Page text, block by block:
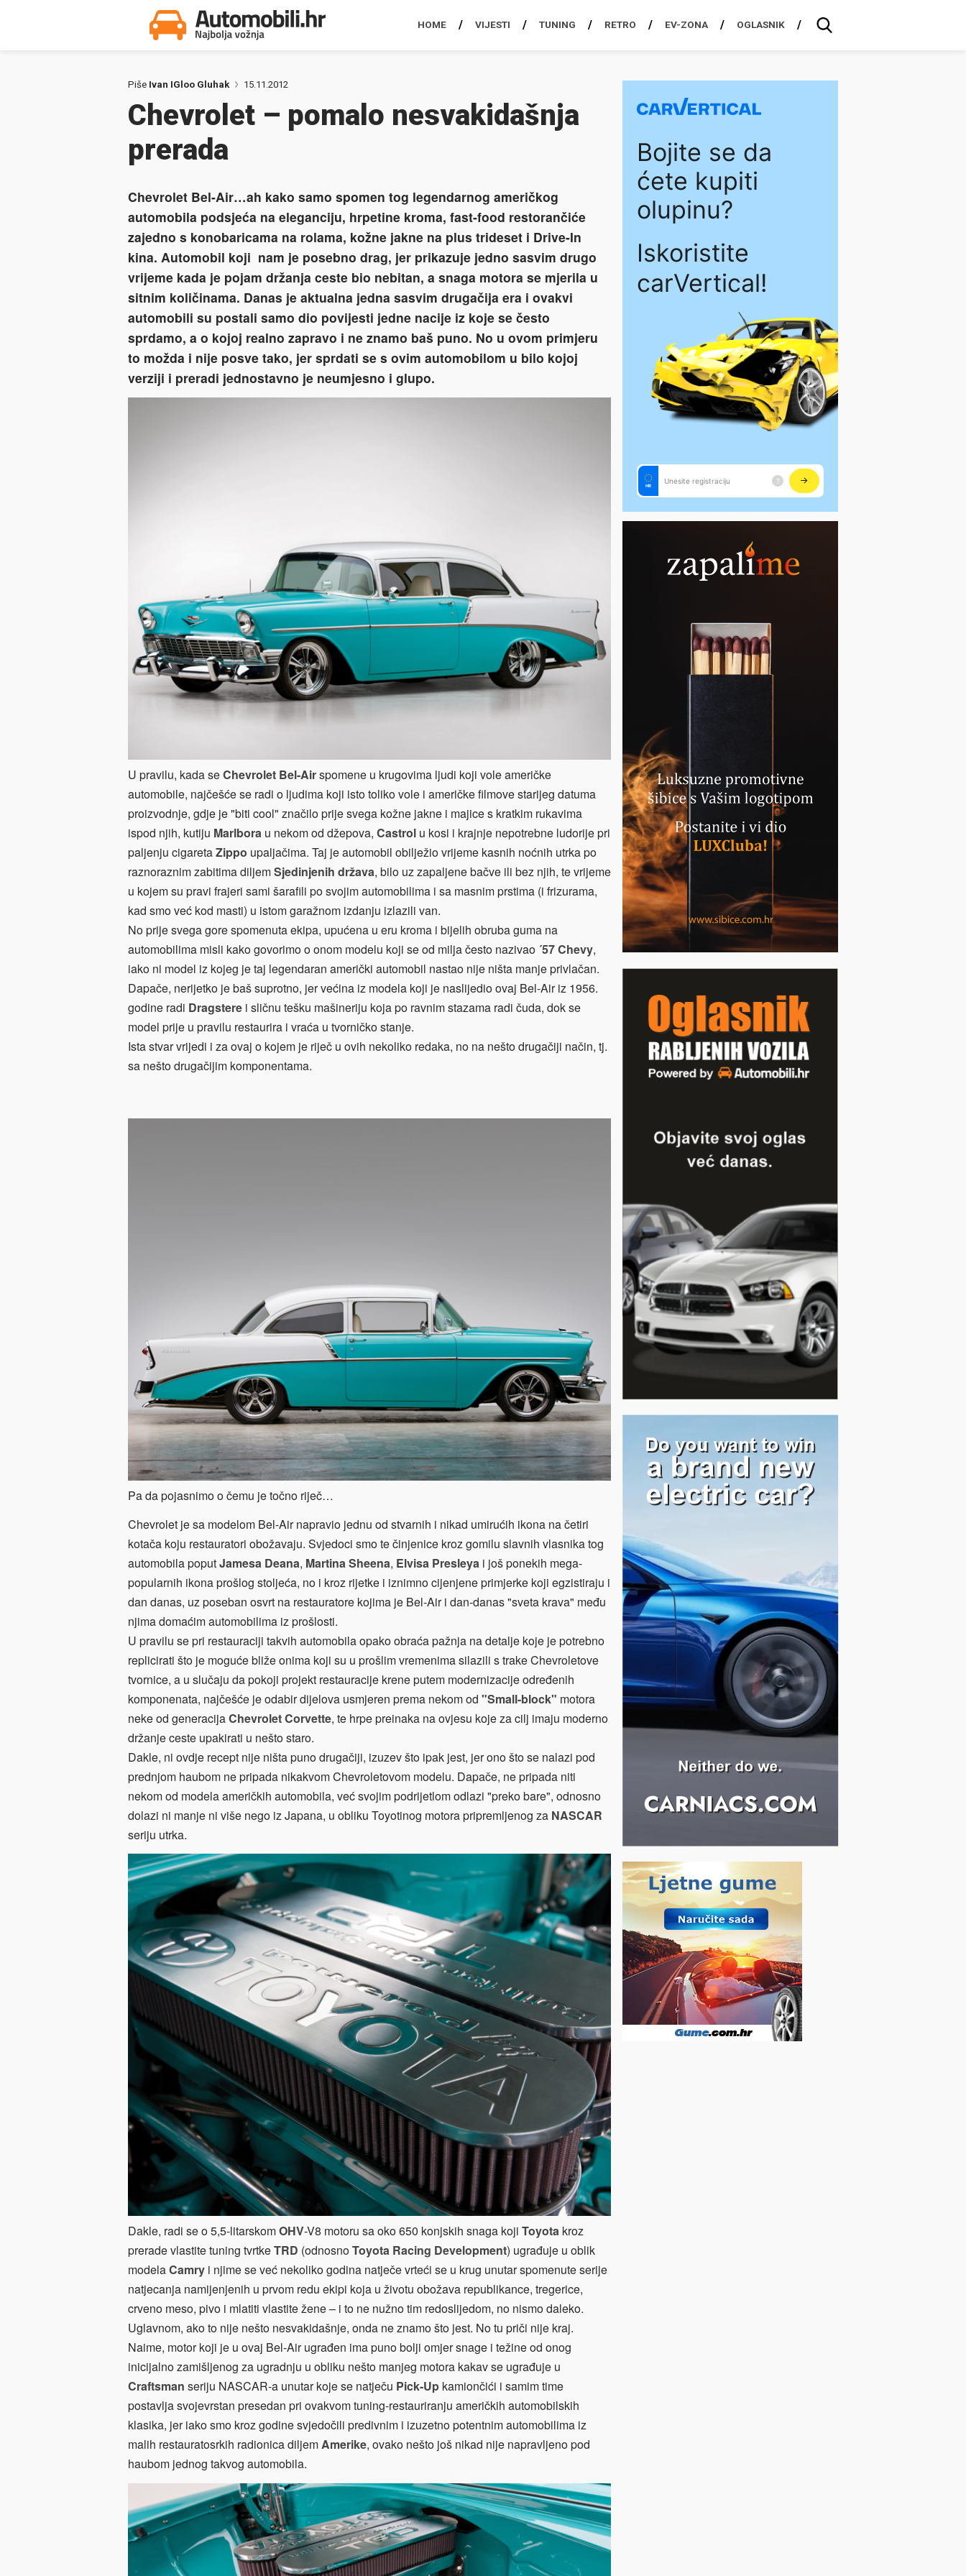
HOME VIJESTI TUNING RETRO EV-ZONA OGLASNIK
Piše Ivan IGloo Gluhak 15.11.2012
Chevrolet – pomalo nesvakidašnja
prerada
Chevrolet Bel-Air…ah kako samo spomen tog legendarnog američkog
automobila podsjeća na eleganciju, hrpetine kroma, fast-food restorančiće
zajedno s konobaricama na rolama, kožne jakne na plus trideset i Drive-In
kina. Automobil koji nam je posebno drag, jer prikazuje jedno sasvim drugo
vrijeme kada je pojam držanja ceste bio nebitan, a snaga motora se mjerila u
sitnim količinama. Danas je aktualna jedna sasvim drugačija era i ovakvi
automobili su postali samo dio povijesti jedne nacije iz koje se često
sprdamo, a o kojoj realno zapravo i ne znamo baš puno. No u ovom primjeru
to možda i nije posve tako, jer sprdati se s ovim automobilom u bilo kojoj
verziji i preradi jednostavno je neumjesno i glupo.
U pravilu, kada seChevrolet Bel-Airspomene u krugovima ljudi koji vole američke
automobile, najčešće se radi o ljudima koji isto toliko vole i američke filmove starijeg datuma
proizvodnje, gdje je "biti cool" značilo prije svega kožne jakne i majice s kratkim rukavima
ispod njih, kutiju Marlbora u nekom od džepova, Castrol u kosi i krajnje nepotrebne ludorije pri
paljenju cigaretaZippo upaljačima. Taj je automobil obilježio vrijeme kasnih noćnih utrka po
raznoraznim zabitima diljemSjedinjenih država, bilo uz zapaljene bačve ili bez njih, te vrijeme
u kojem su pravi frajeri sami šarafili po svojim automobilima i sa masnim prstima (i frizurama,
kad smo već kod masti) u istom garažnom izdanju izlazili van.
No prije svega gore spomenuta ekipa, upućena u eru kroma i bijelih obruba guma na
automobilima misli kako govorimo o onom modelu koji se od milja često nazivao ´57 Chevy,
iako ni model iz kojeg je taj legendaran američki automobil nastao nije ništa manje privlačan.
Dapače, nerijetko je baš suprotno, jer većina iz modela koji je naslijedio ovaj Bel-Air iz 1956.
godine radi Dragstere i sličnu tešku mašineriju koja po ravnim stazama radi čuda, dok se
model prije u pravilu restaurira i vraća u tvorničko stanje.
Ista stvar vrijedi i za ovaj o kojem je riječ u ovih nekoliko redaka, no na nešto drugačiji način, tj.
sa nešto drugačijim komponentama.
Pa da pojasnimo o čemu je točno riječ…
Chevrolet je sa modelom Bel-Air napravio jednu od stvarnih i nikad umirućih ikona na četiri
kotača koju restauratori obožavaju. Svjedoci smo te činjenice kroz gomilu slavnih vlasnika tog
automobila poputJamesa Deana, Martina Sheena, Elvisa Presleya i još ponekih mega-
popularnih ikona prošlog stoljeća, no i kroz rijetke i iznimno cijenjene primjerke koji egzistiraju i
dan danas, uz poseban osvrt na restauratore kojima je Bel-Air i dan-danas "sveta krava" među
njima domaćim automobilima iz prošlosti.
U pravilu se pri restauraciji takvih automobila opako obraća pažnja na detalje koje je potrebno
replicirati što je moguće bliže onima koji su u prošlim vremenima silazili s trake Chevroletove
tvornice, a u slučaju da pokoji projekt restauracije krene putem modernizacije određenih
komponenata, najčešće je odabir dijelova usmjeren prema nekom od "Small-block" motora
neke od generacijaChevrolet Corvette, te hrpe preinaka na ovjesu koje za cilj imaju moderno
držanje ceste upakirati u nešto staro.
Dakle, ni ovdje recept nije ništa puno drugačiji, izuzev što ipak jest, jer ono što se nalazi pod
prednjom haubom ne pripada nikakvom Chevroletovom modelu. Dapače, ne pripada niti
nekom od modela američkih automobila, već svojim podrijetlom odlazi "preko bare", odnosno
dolazi ni manje ni više nego iz Japana, u obliku Toyotinog motora pripremljenog za NASCAR
seriju utrka.
Dakle, radi se o 5,5-litarskomOHV-V8 motoru sa oko 650 konjskih snaga koji Toyota kroz
prerade vlastite tuning tvrtkeTRD (odnosnoToyota Racing Development) ugrađuje u oblik
modelaCamry i njime se već nekoliko godina natječe vrteći se u krug unutar spomenute serije
natjecanja namijenjenih u prvom redu ekipi koja u životu obožava republikance, tregerice,
crveno meso, pivo i mlatiti vlastite žene – i to ne nužno tim redoslijedom, no nismo daleko.
Uglavnom, ako to nije nešto nesvakidašnje, onda ne znamo što jest. No tu priči nije kraj.
Naime, motor koji je u ovaj Bel-Air ugrađen ima puno bolji omjer snage i težine od onog
inicijalno zamišljenog za ugradnju u obliku nešto manjeg motora kakav se ugrađuje u
Craftsman seriju NASCAR-a unutar koje se natječu Pick-Up kamiončići i samim time
postavlja svojevrstan presedan pri ovakvom tuning-restauriranju američkih automobilskih
klasika, jer iako smo kroz godine svjedočili predivnim i izuzetno potentnim automobilima iz
malih restauratosrkih radionica diljemAmerike, ovako nešto još nikad nije napravljeno pod
haubom jednog takvog automobila.